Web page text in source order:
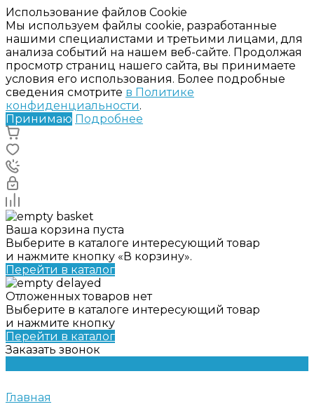
Использование файлов Cookie
Мы используем файлы cookie, разработанные
нашими специалистами и третьими лицами, для
анализа событий на нашем веб-сайте. Продолжая
просмотр страниц нашего сайта, вы принимаете
условия его использования. Более подробные
сведения смотрите в Политике
конфиденциальности.
Принимаю Подробнее
Ваша корзина пуста
Выберите в каталоге интересующий товар
и нажмите кнопку «В корзину».
Перейти в каталог
Отложенных товаров нет
Выберите в каталоге интересующий товар
и нажмите кнопку
Перейти в каталог
Заказать звонок
Главная